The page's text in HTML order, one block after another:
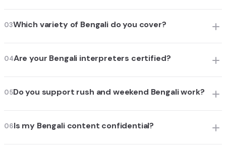
03Which variety of Bengali do you cover?
04Are your Bengali interpreters certified?
05Do you support rush and weekend Bengali work?
06Is my Bengali content confidential?